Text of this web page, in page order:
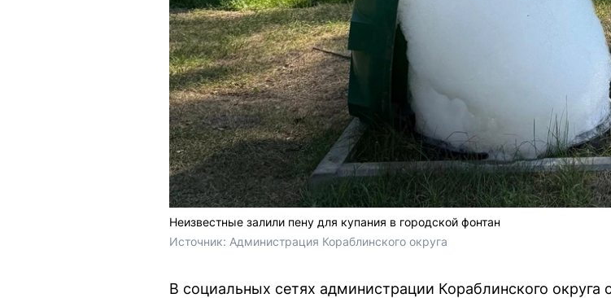
Неизвестные залили пену для купания в городской фонтан
Источник: Администрация Кораблинского округа
В социальных сетях администрации Кораблинского